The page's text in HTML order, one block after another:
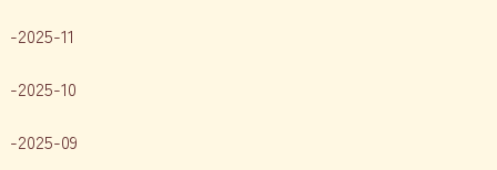
2025-11
2025-10
2025-09